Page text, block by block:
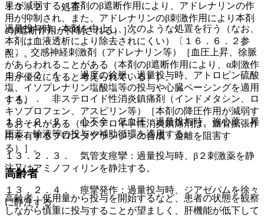
１３．２． 処置
過量投与時、本剤を中止し、次のような処置を行う（なお、
本剤は血液透析により除去されにくい）〔１６．６．２参
照〕。
１３．２．１． 過度の徐脈：過量投与時、アトロピン硫酸
塩、イソプレナリン塩酸塩等の投与や心臓ペーシングを適用
する。
１３．２．２． 心不全、低血圧：過量投与時、強心薬、昇
圧薬、輸液等の投与や補助循環を適用する。
１３．２．３． 気管支痙攣：過量投与時、β２刺激薬を静
注又はアミノフィリンを静注する。
１３．２．４． 痙攣発作：過量投与時、ジアゼパムを徐々
に静注する。
果が減弱する（本剤のβ遮断作用により、アドレナリンの作
用が抑制され、また、アドレナリンのβ刺激作用により本剤
のβ遮断作用が抑制される）］。
A． 交感神経刺激剤（アドレナリン等）［血圧上昇、徐脈
があらわれることがある（本剤のβ遮断作用により、α刺激作
用が優位になると考えられている）］。
１４）． 非ステロイド性消炎鎮痛剤（インドメタシン、ロ
キソプロフェン、アスピリン等）［本剤の降圧作用が減弱す
るおそれがある（非ステロイド性消炎鎮痛剤は、血管拡張作
用を有するプロスタグランジンの合成・遊離を阻害す
る）］。
高齢者
高齢者：低用量から投与を開始するなど、患者の状態を観察
しながら慎重に投与することが望ましく、肝機能が低下して